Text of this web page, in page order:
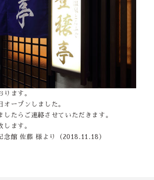
ります。
オープンしました。
したらご連絡させていただきます。
します。
念館 佐藤 様より（2018.11.18）